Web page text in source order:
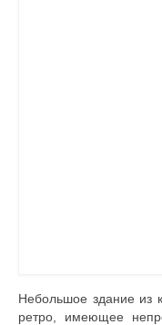
Небольшое здание из
ретро, имеющее